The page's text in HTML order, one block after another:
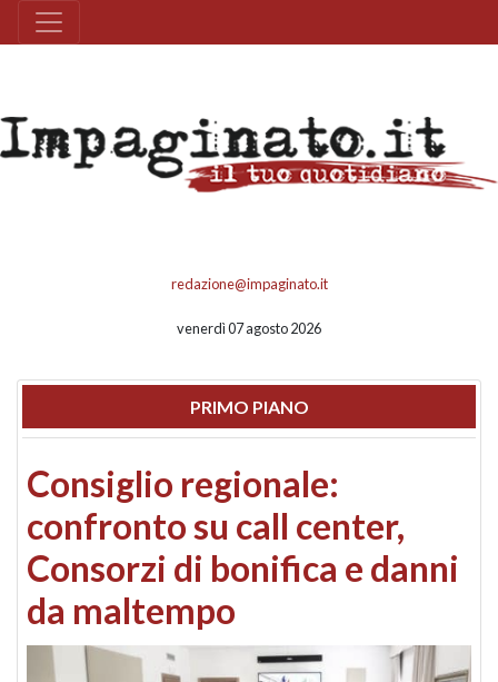
redazione@impaginato.it
venerdì 07 agosto 2026
PRIMO PIANO
Consiglio regionale:
confronto su call center,
Consorzi di bonifica e danni
da maltempo